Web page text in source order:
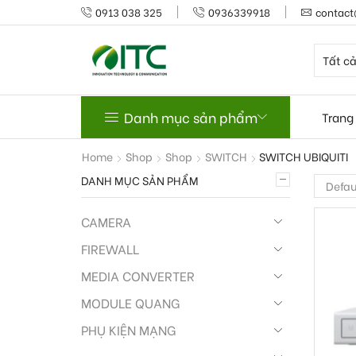
0913 038 325 0936339918
Danh mục sản phẩm
Home Shop Shop SWITCH SWITCH UBIQUITI
DANH MỤC SẢN PHẨM
CAMERA
FIREWALL
MEDIA CONVERTER
MODULE QUANG
PHỤ KIỆN MẠNG